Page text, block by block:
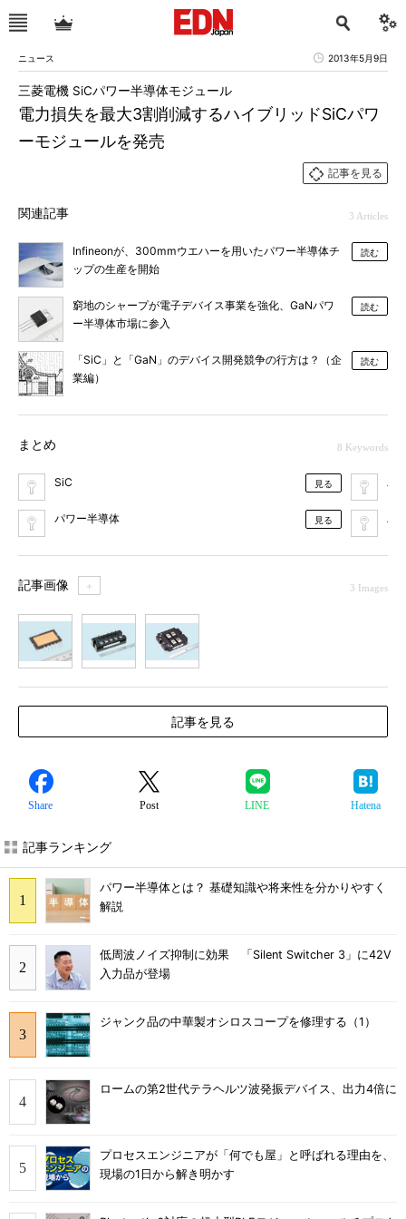
ニュース 2013年5月9日
電力損失を最大3割削減するハイブリッドSiCパワ
ーモジュールを発売
三菱電機 SiCパワー半導体モジュール
記事を見る
関連記事 3 Articles
Infineonが、300mmウエハーを用いたパワー半導体チ
ップの生産を開始
読む
窮地のシャープが電子デバイス事業を強化、GaNパワ
ー半導体市場に参入
読む
「SiC」と「GaN」のデバイス開発競争の行方は？（企
業編）
読む
まとめ 8 Keywords
SiC 見る
パワー半導体 見る
パ
ハ
記事画像 ＋ 3 Images
記事を見る
Share Post LINE Hatena
記事ランキング
パワー半導体とは？ 基礎知識や将来性を分かりやすく
解説
低周波ノイズ抑制に効果 「Silent Switcher 3」に42V
入力品が登場
ジャンク品の中華製オシロスコープを修理する（1）
ロームの第2世代テラヘルツ波発振デバイス、出力4倍に
プロセスエンジニアが「何でも屋」と呼ばれる理由を、
現場の1日から解き明かす